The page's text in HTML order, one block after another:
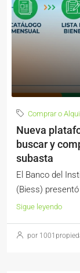
Comprar o
Nueva
buscar y
subasta
El Banco del
(Biess)
Sigue leyendo
por